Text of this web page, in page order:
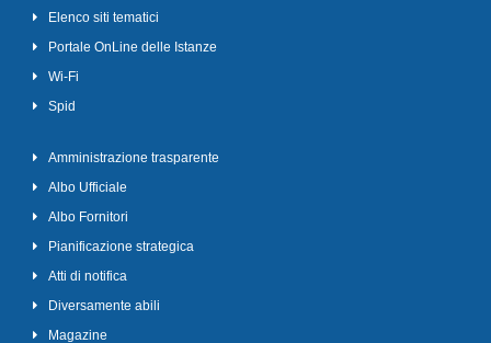
Elenco siti tematici
Portale OnLine delle Istanze
Wi-Fi
Spid
Amministrazione trasparente
Albo Ufficiale
Albo Fornitori
Pianificazione strategica
Atti di notifica
Diversamente abili
Magazine